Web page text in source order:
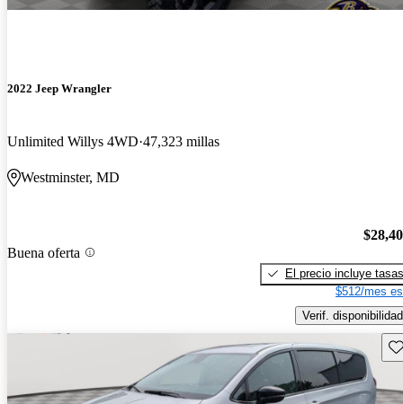
2022 Jeep Wrangler
Unlimited Willys 4WD 47,323 millas
Westminster, MD
Buena oferta
El precio incluye tasas
$512/mes
Verif. disponibilidad